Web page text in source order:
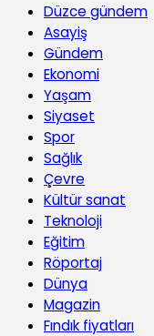
Düzce gündem
Asayiş
Gündem
Ekonomi
Yaşam
Siyaset
Spor
Sağlık
Çevre
Kültür sanat
Teknoloji
Eğitim
Röportaj
Dünya
Magazin
Fındık fiyatları